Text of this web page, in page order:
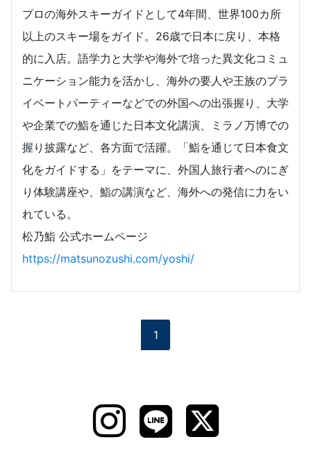
プロの海外スキーガイドとして4年間、世界100カ所
以上のスキー場をガイド。26歳で日本に戻り、本格
的に入店。語学力と大学や海外で培った異文化コミュ
ニケーション能力を活かし、海外の要人や王族のプラ
イベートパーティーなどでの外国への出張握り、大学
や企業での鮨を通じた日本文化講演、ミラノ万博での
握り披露など、各方面で活躍。「鮨を通じて日本食文
化をガイドする」をテーマに、外国人旅行者へのにぎ
り体験講座や、鮨の講演など、海外への発信に力をい
れている。
松乃鮨 公式ホームページ
https://matsunozushi.com/yoshi/
1